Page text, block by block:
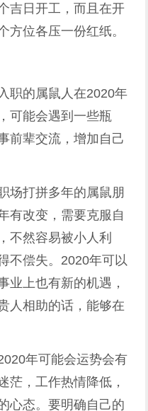
吉日开工，而且在开
方位各压一份红纸。
职的属鼠人在2020年
可能会遇到一些瓶
前辈交流，增加自己
场打拼多年的属鼠朋
有改变，需要克服自
不然容易被小人利
不偿失。2020年可以
业上也有新的机遇，
人相助的话，能够在
年可能会运势会有
茫，工作热情降低，
心态。要明确自己的